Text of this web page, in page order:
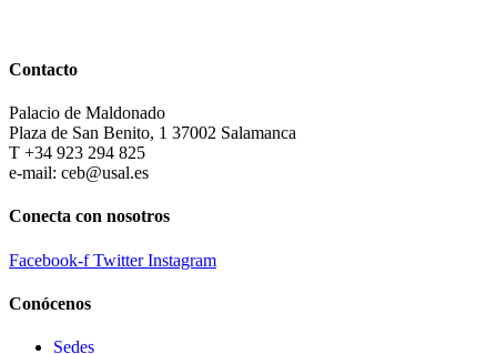
Contacto
Palacio de Maldonado
Plaza de San Benito, 1 37002 Salamanca
T +34 923 294 825
e-mail: ceb@usal.es
Conecta con nosotros
Facebook-f Twitter Instagram
Conócenos
Sedes